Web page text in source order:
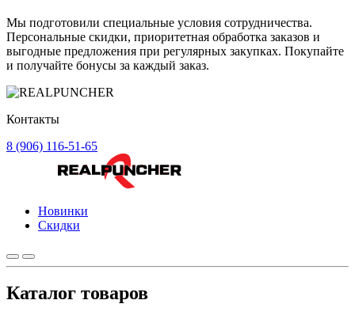
Мы подготовили специальные условия сотрудничества.
Персональные скидки, приоритетная обработка заказов и
выгодные предложения при регулярных закупках. Покупайте
и получайте бонусы за каждый заказ.
Контакты
8 (906) 116-51-65
Новинки
Скидки
Каталог товаров